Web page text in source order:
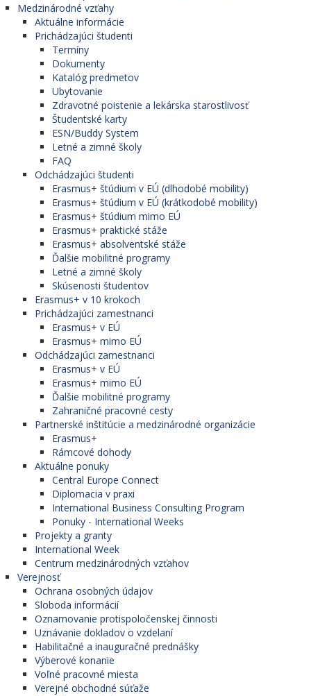
Medzinárodné vzťahy
Aktuálne informácie
Prichádzajúci študenti
Termíny
Dokumenty
Katalóg predmetov
Ubytovanie
Zdravotné poistenie a lekárska starostlivosť
Študentské karty
ESN/Buddy System
Letné a zimné školy
FAQ
Odchádzajúci študenti
Erasmus+ štúdium v EÚ (dlhodobé mobility)
Erasmus+ štúdium v EÚ (krátkodobé mobility)
Erasmus+ štúdium mimo EÚ
Erasmus+ praktické stáže
Erasmus+ absolventské stáže
Ďalšie mobilitné programy
Letné a zimné školy
Skúsenosti študentov
Erasmus+ v 10 krokoch
Prichádzajúci zamestnanci
Erasmus+ v EÚ
Erasmus+ mimo EÚ
Odchádzajúci zamestnanci
Erasmus+ v EÚ
Erasmus+ mimo EÚ
Ďalšie mobilitné programy
Zahraničné pracovné cesty
Partnerské inštitúcie a medzinárodné organizácie
Erasmus+
Rámcové dohody
Aktuálne ponuky
Central Europe Connect
Diplomacia v praxi
International Business Consulting Program
Ponuky - International Weeks
Projekty a granty
International Week
Centrum medzinárodných vzťahov
Verejnosť
Ochrana osobných údajov
Sloboda informácií
Oznamovanie protispoločenskej činnosti
Uznávanie dokladov o vzdelaní
Habilitačné a inauguračné prednášky
Výberové konanie
Voľné pracovné miesta
Verejné obchodné súťaže